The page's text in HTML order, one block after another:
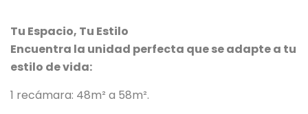
Tu Espacio, Tu Estilo
Encuentra la unidad perfecta que se adapte a tu
estilo de vida:
1 recámara: 48m² a 58m².